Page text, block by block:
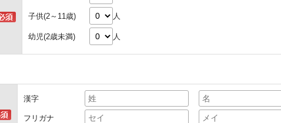
子供(2～11歳) 人
幼児(2歳未満) 人
漢字
フリガナ